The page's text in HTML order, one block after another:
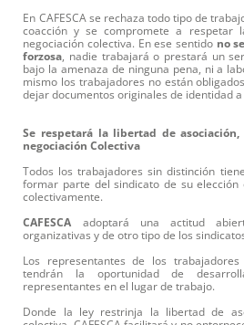
En CAFESCA se rechaza todo tipo de
coacción y se compromete a respetar
negociación colectiva. En ese sentido no se
forzosa , nadie trabajará o prestará un
bajo la amenaza de ninguna pena, ni a
mismo los trabajadores no están
dejar documentos originales de identidad
Se respetará la libertad de
negociación Colectiva
Todos los trabajadores sin distinción
formar parte del sindicato de su
colectivamente.
CAFESCA adoptará una actitud
organizativas y de otro tipo de los
Los representantes de los
tendrán la oportunidad de
representantes en el lugar de trabajo.
Donde la ley restrinja la libertad de